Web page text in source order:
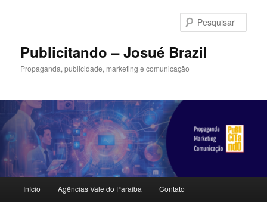
principalPublicitando – Josué Brazil
Propaganda, publicidade, marketing e comunicação
principal
Início Agências Vale do Paraíba Contato